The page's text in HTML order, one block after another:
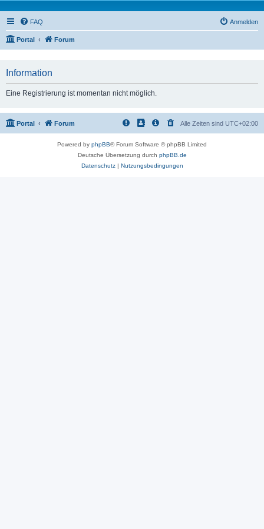
FAQ Anmelden
Portal Forum
Information
Eine Registrierung ist momentan nicht möglich.
Portal Forum Alle Zeiten sind UTC+02:00
Powered by phpBB® Forum Software © phpBB Limited
Deutsche Übersetzung durch phpBB.de
Datenschutz| Nutzungsbedingungen